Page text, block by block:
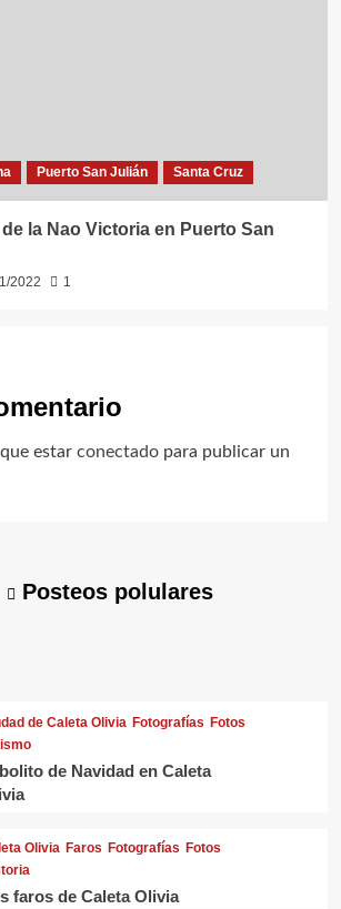
Puerto San Julián Santa Cruz
la Nao Victoria en Puerto San
2022 1
estar conectadopara publicar un
Posteos polulares
de Caleta Olivia Fotografías Fotos
de Navidad en Caleta
Olivia Faros Fotografías Fotos
faros de Caleta Olivia